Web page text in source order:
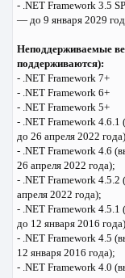
- .NET Framework 3.5
— до 9 января 2029
Неподдерживаемые
поддерживаются):
- .NET Framework 7+
- .NET Framework 6+
- .NET Framework 5+
- .NET Framework
до 26 апреля 2022
- .NET Framework 4.6
26 апреля 2022 года);
- .NET Framework
апреля 2022 года);
- .NET Framework
до 12 января 2016
- .NET Framework 4.5
12 января 2016 года);
- .NET Framework 4.0